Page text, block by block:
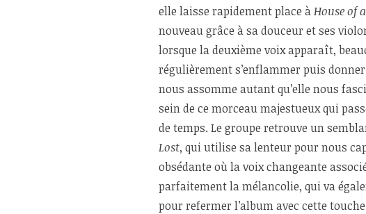
elle laisse rapidement place àHouse of
nouveau grâce à sa douceur et ses
lorsque la deuxième voix apparaît,
régulièrement s’enflammer puis
nous assomme autant qu’elle nous
sein de ce morceau majestueux qui
de temps. Le groupe retrouve un
Lost, qui utilise sa lenteur pour nous
obsédante où la voix changeante
parfaitement la mélancolie, qui va
pour refermer l’album avec cette